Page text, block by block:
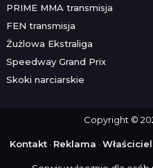
PRIME MMA transmisja
FEN transmisja
Żużlowa Ekstraliga
Speedway Grand Prix
Skoki narciarskie
Copyright ©
Kontakt· Reklama ·